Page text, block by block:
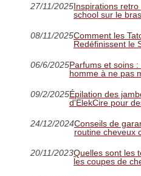
27/11/2025Inspirations
school sur le bras
08/11/2025Comment les
Redéfinissent le
06/6/2025Parfums et soins
homme à ne pas
09/2/2025Épilation des
d'ElekCire pour
24/12/2024Conseils de
routine cheveux
20/11/2023Quelles sont les
les coupes de